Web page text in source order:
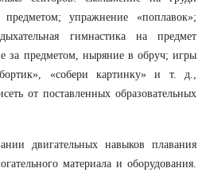
предметом; упражнение «поплавок»;
гимнастика на предмет
за предметом, ныряние в обруч; игры
«собери картинку» и т. д.,
от поставленных образовательных
двигательных навыков плавания
материала и оборудования.